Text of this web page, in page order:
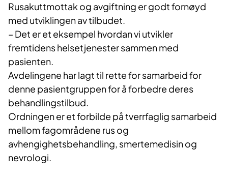
Rusakuttmottak og avgiftning er godt fornøyd
med utviklingen av tilbudet.
– Det er et eksempel hvordan vi utvikler
fremtidens helsetjenester sammen med
pasienten.
Avdelingene har lagt til rette for samarbeid for
denne pasientgruppen for å forbedre deres
behandlingstilbud.
Ordningen er et forbilde på tverrfaglig samarbeid
mellom fagområdene rus og
avhengighetsbehandling, smertemedisin og
nevrologi.